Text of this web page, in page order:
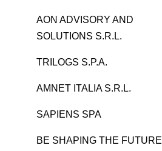
AON ADVISORY AND
SOLUTIONS S.R.L.
TRILOGS S.P.A.
AMNET ITALIA S.R.L.
SAPIENS SPA
BE SHAPING THE FUTURE